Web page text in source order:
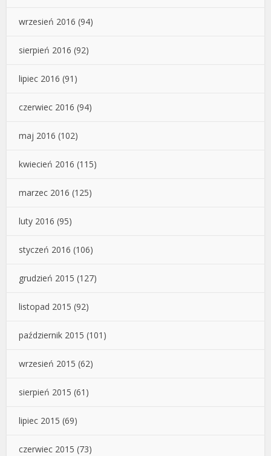
wrzesień 2016 (94)
sierpień 2016 (92)
lipiec 2016 (91)
czerwiec 2016 (94)
maj 2016 (102)
kwiecień 2016 (115)
marzec 2016 (125)
luty 2016 (95)
styczeń 2016 (106)
grudzień 2015 (127)
listopad 2015 (92)
październik 2015 (101)
wrzesień 2015 (62)
sierpień 2015 (61)
lipiec 2015 (69)
czerwiec 2015 (73)